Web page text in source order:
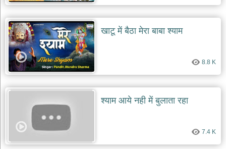
खाटू में बैठा मेरा बाबा श्याम
8.8 K
श्याम आये नही में बुलाता रहा
7.4 K